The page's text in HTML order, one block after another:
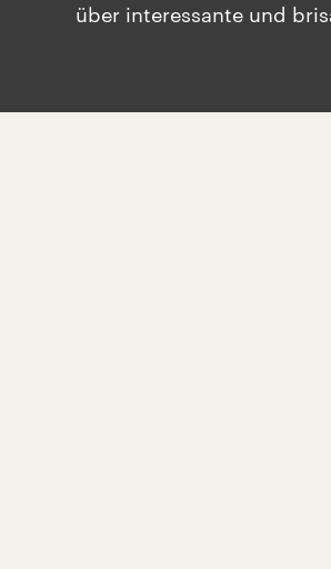
über interessante und